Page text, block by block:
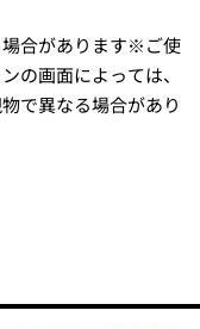
合があります※ご使
の画面によっては、
で異なる場合があり